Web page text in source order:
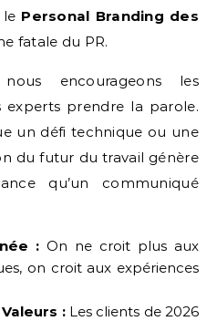
Personal Branding des
fatale du PR.
nous encourageons les
experts prendre la parole.
un défi technique ou une
du futur du travail génère
qu’un communiqué
: On ne croit plus aux
on croit aux expériences
:Les clients de 2026